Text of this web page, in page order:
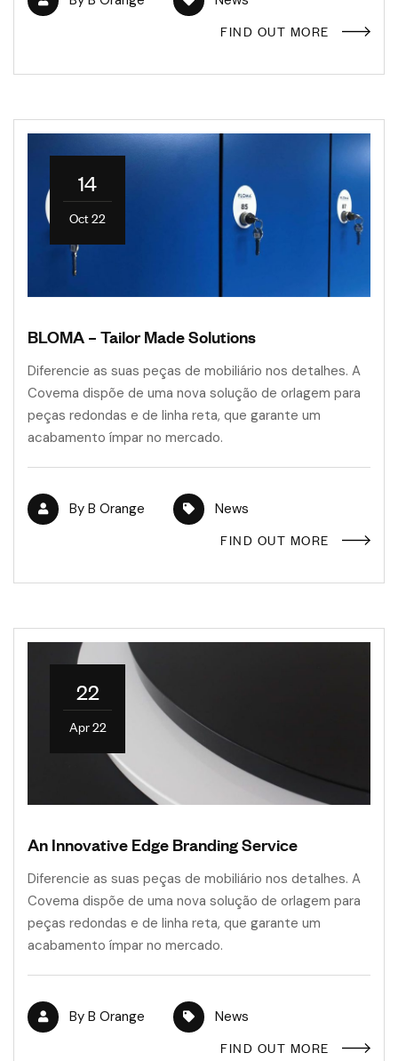
FIND OUT MORE
14
Oct 22
BLOMA – Tailor Made Solutions
Diferencie as suas peças de mobiliário nos detalhes. A
Covema dispõe de uma nova solução de orlagem para
peças redondas e de linha reta, que garante um
acabamento ímpar no mercado.
By B Orange News
FIND OUT MORE
22
Apr 22
An Innovative Edge Branding Service
Diferencie as suas peças de mobiliário nos detalhes. A
Covema dispõe de uma nova solução de orlagem para
peças redondas e de linha reta, que garante um
acabamento ímpar no mercado.
By B Orange News
FIND OUT MORE